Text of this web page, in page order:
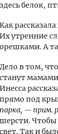
здесь белок,
Как
Их утренние
орешками. А
Дело в том,
станут
Инесса
прямо под
парка, — прим.
шерсти. Чтобы
свет. Так и